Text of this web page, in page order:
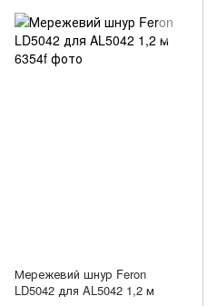
Мережевий шнур Feron
LD5042 для AL5042 1,2 м